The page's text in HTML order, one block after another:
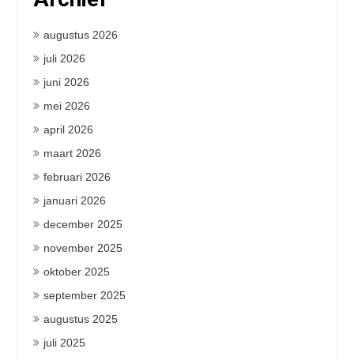
augustus 2026
juli 2026
juni 2026
mei 2026
april 2026
maart 2026
februari 2026
januari 2026
december 2025
november 2025
oktober 2025
september 2025
augustus 2025
juli 2025